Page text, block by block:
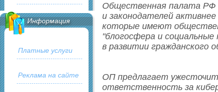
Информация
Платные услуги
Реклама на сайте
Общественная палата РФ
и законодателей
которые имеют
"блогосфера и
в развитии гражданского
ОП предлагает
ответственность за